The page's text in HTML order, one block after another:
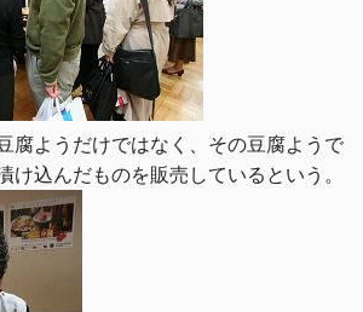
腐ようだけではなく、その豆腐ようで
け込んだものを販売しているという。